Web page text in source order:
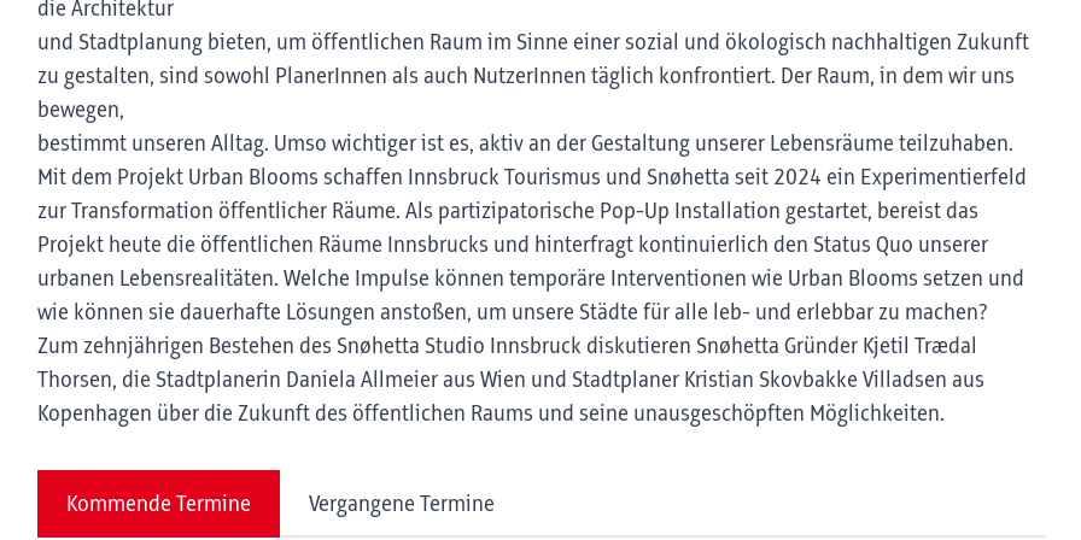
die Architektur
und Stadtplanung bieten, um öffentlichen Raum im Sinne einer sozial und ökologisch nachhaltigen Zukunft
zu gestalten, sind sowohl PlanerInnen als auch NutzerInnen täglich konfrontiert. Der Raum, in dem wir uns
bewegen,
bestimmt unseren Alltag. Umso wichtiger ist es, aktiv an der Gestaltung unserer Lebensräume teilzuhaben.
Mit dem Projekt Urban Blooms schaffen Innsbruck Tourismus und Snøhetta seit 2024 ein Experimentierfeld
zur Transformation öffentlicher Räume. Als partizipatorische Pop-Up Installation gestartet, bereist das
Projekt heute die öffentlichen Räume Innsbrucks und hinterfragt kontinuierlich den Status Quo unserer
urbanen Lebensrealitäten. Welche Impulse können temporäre Interventionen wie Urban Blooms setzen und
wie können sie dauerhafte Lösungen anstoßen, um unsere Städte für alle leb- und erlebbar zu machen?
Zum zehnjährigen Bestehen des Snøhetta Studio Innsbruck diskutieren Snøhetta Gründer Kjetil Trædal
Thorsen, die Stadtplanerin Daniela Allmeier aus Wien und Stadtplaner Kristian Skovbakke Villadsen aus
Kopenhagen über die Zukunft des öffentlichen Raums und seine unausgeschöpften Möglichkeiten.
Kommende Termine Vergangene Termine